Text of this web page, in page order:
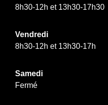
8h30-12h et 13h30-17h30
Vendredi
8h30-12h et 13h30-17h
Samedi
Fermé